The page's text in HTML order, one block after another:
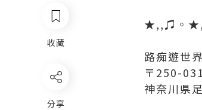
收藏
分享
路痴遊世
〒250-
神奈川県